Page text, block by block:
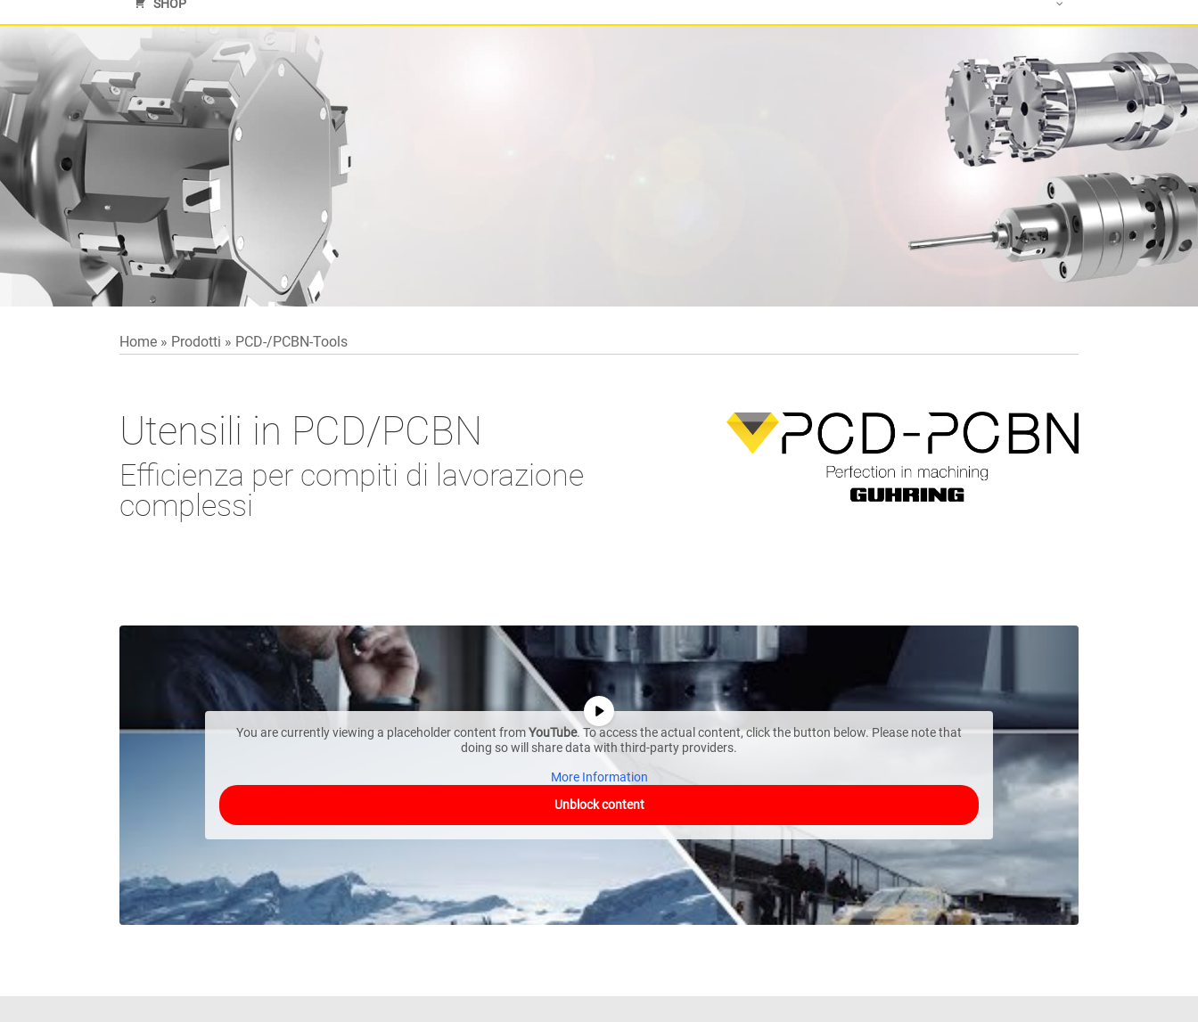
SHOP
Home » Prodotti » PCD-/PCBN-Tools
Utensili in PCD/PCBN
Efficienza per compiti di lavorazione
complessi
You are currently viewing a placeholder content fromYouTube. To access the actual content, click the button below. Please note that
doing so will share data with third-party providers.
More Information
Unblock content